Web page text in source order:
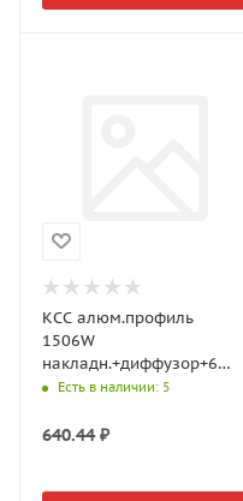
КСС алюм.профиль
1506W
накладн.+диффузор+6
клипс+ 6 загл., L=3м,
(GLS)
Есть в наличии: 5
640.44₽